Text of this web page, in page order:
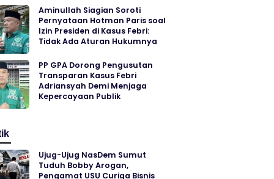
Aminullah Siagian Soroti
Pernyataan Hotman Paris soal
Izin Presiden di Kasus Febri:
Tidak Ada Aturan Hukumnya
PP GPA Dorong Pengusutan
Transparan Kasus Febri
Adriansyah Demi Menjaga
Kepercayaan Publik
Ujug-Ujug NasDem Sumut
Tuduh Bobby Arogan,
Pengamat USU Curiga Bisnis